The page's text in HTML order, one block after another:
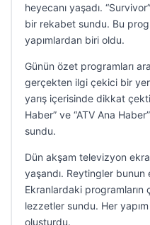
heyecanı yaşadı.
bir rekabet sundu. Bu
yapımlardan biri oldu.
Günün özet programları
gerçekten ilgi çekici bir
yarış içerisinde dikkat
Haber” ve “ATV Ana
sundu.
Dün akşam televizyon
yaşandı. Reytingler
Ekranlardaki programların
lezzetler sundu. Her
oluşturdu.